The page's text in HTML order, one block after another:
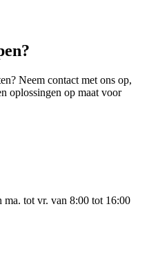
Neem contact met ons op,
oplossingen op maat voor
tot vr. van 8:00 tot 16:00